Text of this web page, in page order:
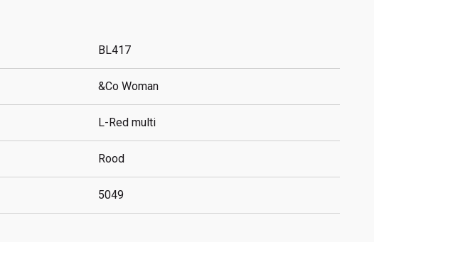
BL417
&Co Woman
L-Red multi
Rood
5049